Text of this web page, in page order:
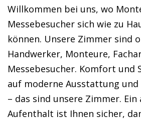
Willkommen bei uns, wo
Messebesucher sich wie zu
können. Unsere Zimmer sind
Handwerker, Monteure,
Messebesucher. Komfort und
auf moderne Ausstattung und
– das sind unsere Zimmer.
Aufenthalt ist Ihnen sicher,